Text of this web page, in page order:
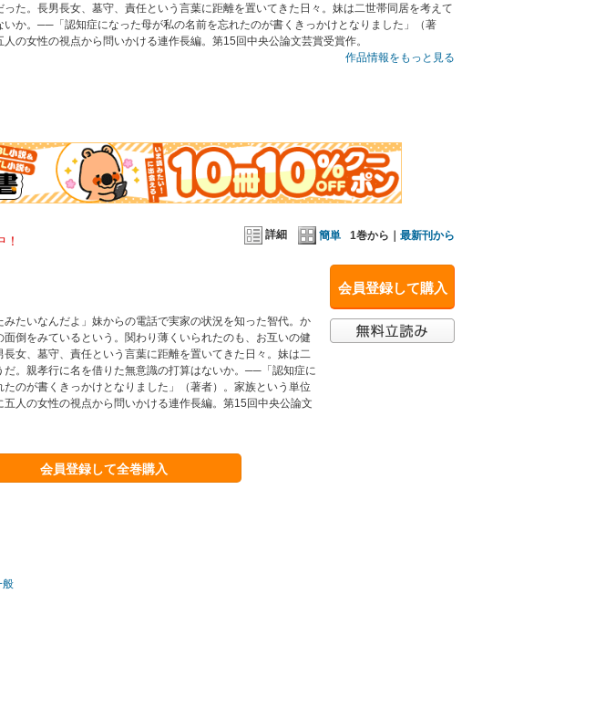
た。長男長女、墓守、責任という言葉に距離を置いてきた日々。妹は二世帯同居を考えて
か。──「認知症になった母が私の名前を忘れたのが書くきっかけとなりました」（著
の女性の視点から問いかける連作長編。第15回中央公論文芸賞受賞作。
作品情報をもっと見る
詳細 簡単 1巻から｜ 最新刊から
会員登録して購入
みたいなんだよ」妹からの電話で実家の状況を知った智代。か
倒をみているという。関わり薄くいられたのも、お互いの健
長女、墓守、責任という言葉に距離を置いてきた日々。妹は二
だ。親孝行に名を借りた無意識の打算はないか。──「認知症に
のが書くきっかけとなりました」（著者）。家族という単位
五人の女性の視点から問いかける連作長編。第15回中央公論文
会員登録して全巻購入
般